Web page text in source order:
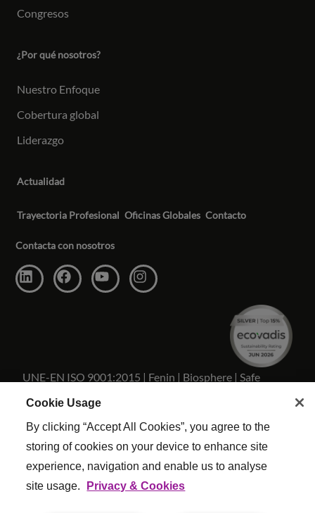
Congresos
¿Por qué nosotros?
Nuestro Enfoque
Cobertura global
Liderazgo
Actualidad
Trayectoria Profesional Oficinas Globales Contacto
Contacta con nosotros
UNE-EN ISO 9001:2015 | Fenin | Biosphere | Safe
Travels
reservados.
Cookie Usage
By clicking “Accept All Cookies”, you agree to the
storing of cookies on your device to enhance site
experience, navigation and enable us to analyse
site usage.
Privacy & Cookies